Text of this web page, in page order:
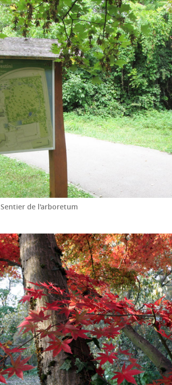
Sentier de l'arboretum